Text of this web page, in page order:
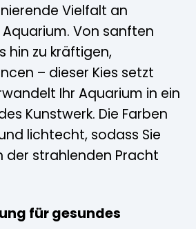
Vielfalt an
Von sanften
hin zu kräftigen,
– dieser Kies setzt
Ihr Aquarium in ein
Kunstwerk. Die Farben
lichtecht, sodass Sie
der strahlenden Pracht
für gesundes